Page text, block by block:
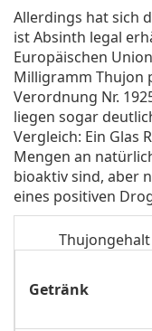
Allerdings hat sich
ist Absinth legal
Europäischen
Milligramm Thujon
Verordnung Nr.
liegen sogar
Vergleich: Ein Glas
Mengen an
bioaktiv sind, aber
eines positiven
Getränk